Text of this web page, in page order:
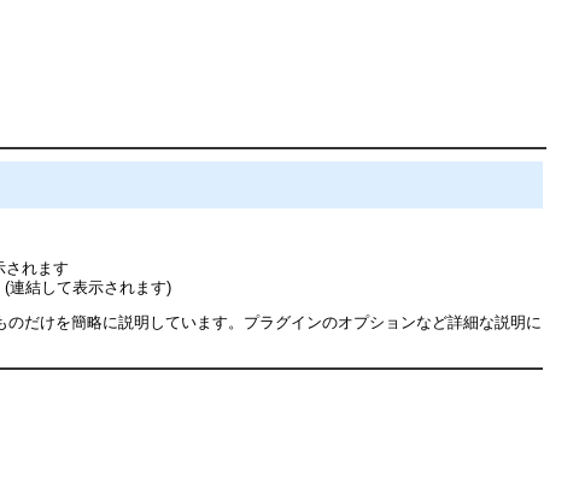
されます
連結して表示されます)
だけを簡略に説明しています。プラグインのオプションなど詳細な説明に